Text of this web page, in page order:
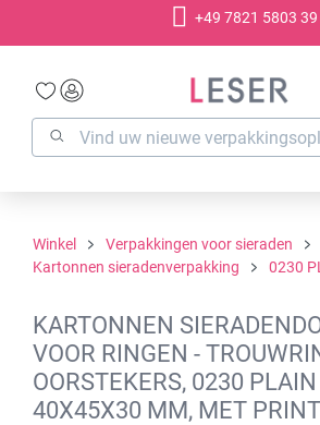
+49 7821 5803 39
Winkel
Verpakkingen voor sieraden
Kartonnen sieradenverpakking
0230
KARTONNEN
VOOR RINGEN -
OORSTEKERS, 0230 PLAIN
40X45X30 MM, MET PRINT